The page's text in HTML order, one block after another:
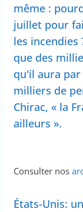
même :
juillet pour
les incendies
que des
qu'il aura
milliers de
Chirac, « la
ailleurs ».
Consulter nos
États-Unis: